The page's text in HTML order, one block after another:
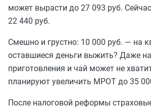
может вырасти до 27 093 руб.
22 440 руб.
Смешно и грустно: 10 000 руб. — на
оставшиеся деньги выжить? Даже
приготовления и чай может не
планируют увеличить МРОТ до 35
После налоговой реформы